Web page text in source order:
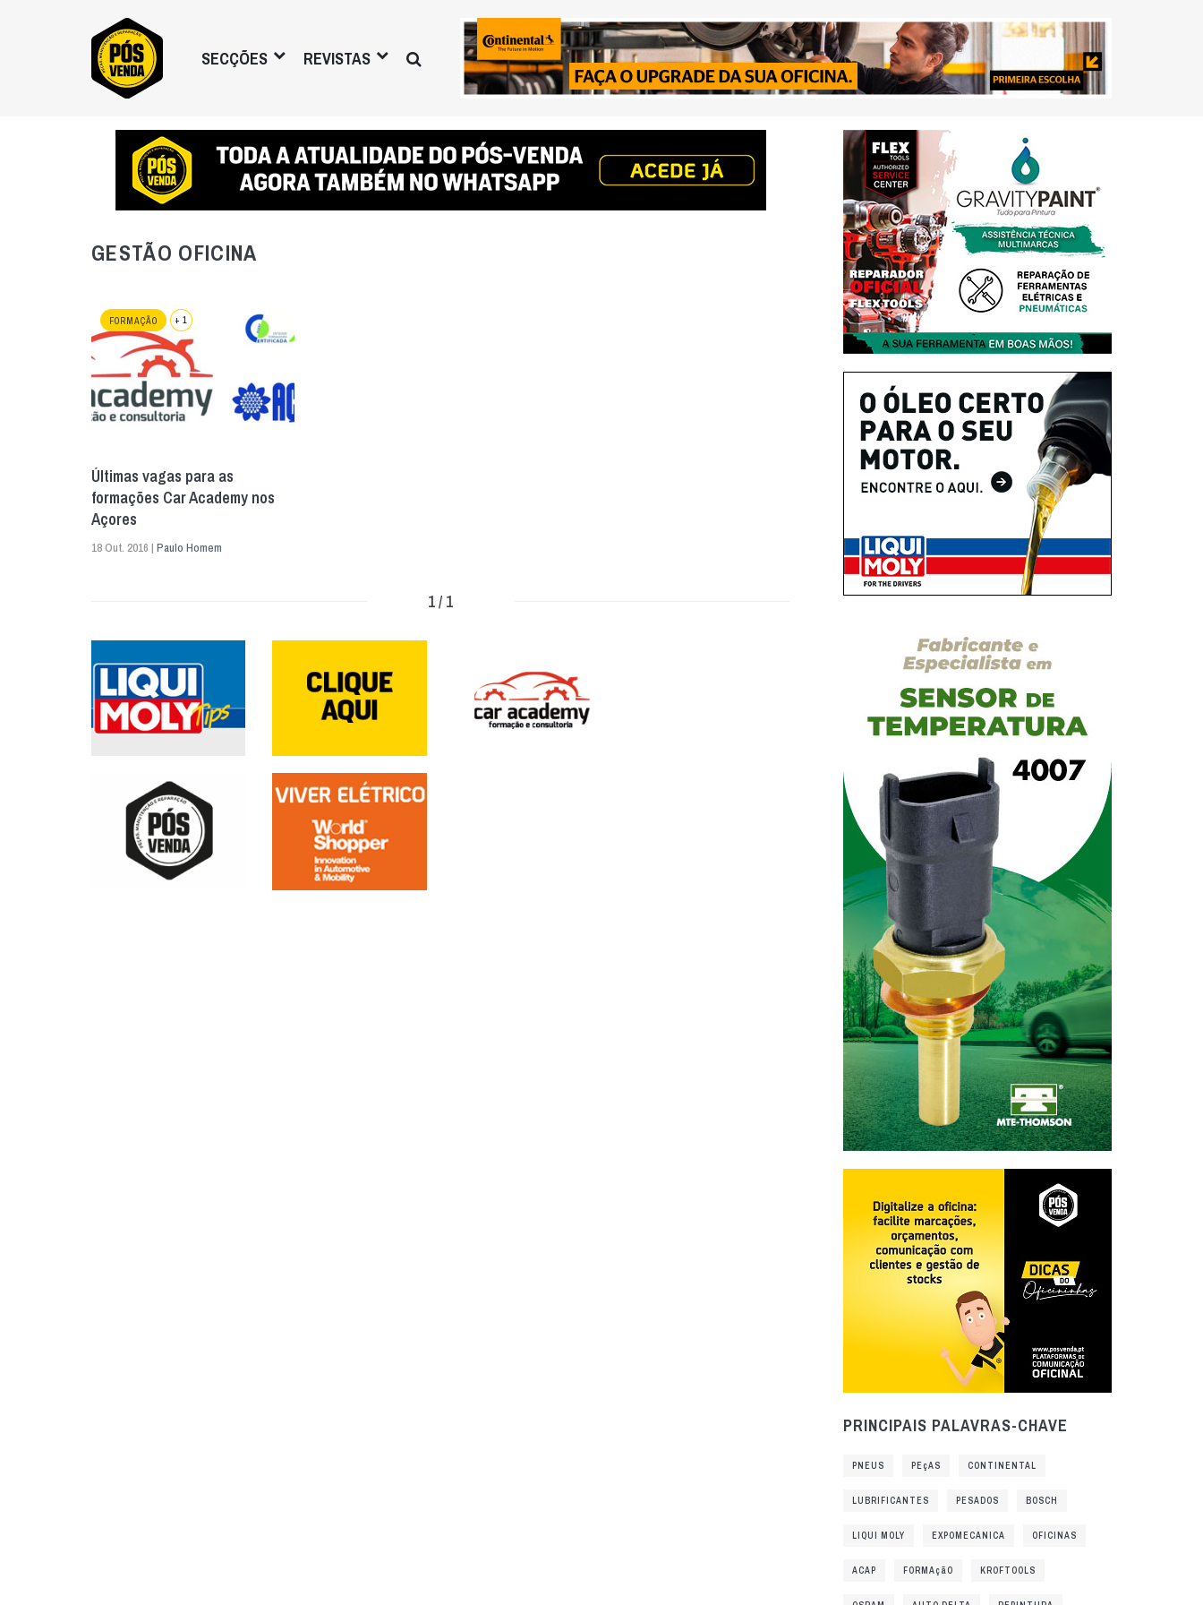
SECÇÕES REVISTAS
GESTÃO OFICINA
FORMAÇÃO + 1
Últimas vagas para as
formações Car Academy nos
Açores
18 Out. 2016 | Paulo Homem
1 / 1
PRINCIPAIS PALAVRAS-CHAVE
PNEUS PEçAS CONTINENTAL
LUBRIFICANTES PESADOS BOSCH
LIQUI MOLY EXPOMECANICA OFICINAS
ACAP FORMAçãO KROFTOOLS